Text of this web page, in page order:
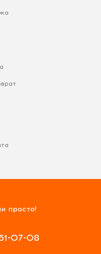
просто!
07-08